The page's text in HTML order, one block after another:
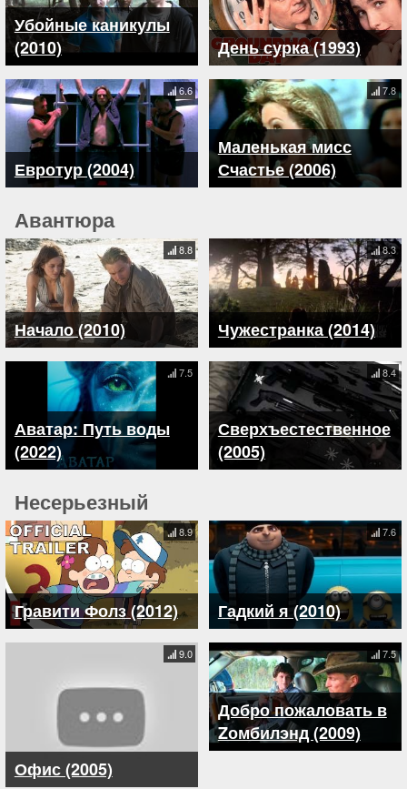
Убойные каникулы
(2010)
День сурка (1993)
Евротур (2004)
6.6
Маленькая мисс
Счастье (2006)
7.8
Авантюра
Начало (2010)
8.8
Чужестранка (2014)
8.3
Аватар: Путь воды
(2022)
7.5
Сверхъестественное
(2005)
8.4
Несерьезный
Гравити Фолз (2012)
8.9
Гадкий я (2010)
7.6
Офис (2005)
9.0
Добро пожаловать в
Zомбилэнд (2009)
7.5